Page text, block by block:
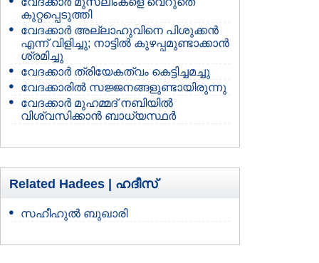
കുറ്റപ്പെടുത്തി
വേദക്കാര്‍ അല്ലാഹുവിനെ പിശുക്കന്‍
എന്ന് വിളിച്ചു; നാട്ടില്‍ കുഴപ്പമുണ്ടാക്കാന്‍
ശ്രമിച്ചു
വേദക്കാര്‍ ത്രിയേകത്വം കെട്ടിച്ചമച്ചു
വേദക്കാരില്‍ സജ്ജനങ്ങളുണ്ടായിരുന്നു
വേദക്കാര്‍ മുഹമ്മദ്‌ നബിയില്‍
വിശ്വസിക്കാന്‍ ബാധ്യസ്ഥര്‍
Related Hadees | ഹദീസ്
സഹീഹുല്‍ ബുഖാരി